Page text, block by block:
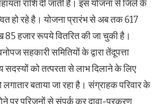
राशि दी जाती है। इस योजना से जिले के
हो रहे है। योजना प्रारंभ से अब तक 617
हजार रूपये वितरित की जा चुकी है।
सहकारी समितियों के द्वारा तेंदूपत्ता
सदस्यों को तत्परता से लाभ दिलाने के लिए
लगातार बताया जा रहा है। संग्राहक परिवार के
पर परिजनों से संपर्क कर दावा-प्रकरण